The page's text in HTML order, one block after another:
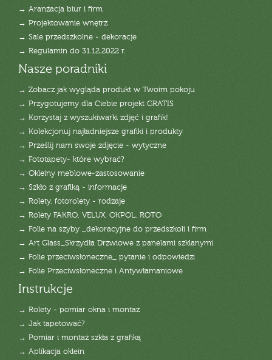
→ Aranżacja biur i firm
→ Projektowanie wnętrz
→ Sale przedszkolne - dekoracje
→ Regulamin do 31.12.2022 r.
Nasze poradniki
→ Zobacz jak wygląda produkt w Twoim pokoju
→ Przygotujemy dla Ciebie projekt GRATIS
→ Korzystaj z wyszukiwarki zdjęć i grafik!
→ Kolekcjonuj najładniejsze grafiki i produkty
→ Prześlij nam swoje zdjęcie - wytyczne
→ Fototapety- które wybrać?
→ Okleiny meblowe-zastosowanie
→ Szkło z grafiką - informacje
→ Rolety, fotorolety - rodzaje
→ Rolety FAKRO, VELUX, OKPOL, ROTO
→ Folie na szyby _dekoracyjne do przedszkoli i firm
→ Art Glass_Skrzydła Drzwiowe z panelami szklanymi
→ Folie przeciwsłoneczne_ pytanie i odpowiedzi
→ Folie Przeciwsłoneczne i Antywłamaniowe
Instrukcje
→ Rolety - pomiar okna i montaż
→ Jak tapetować?
→ Pomiar i montaż szkła z grafiką
→ Aplikacja oklein